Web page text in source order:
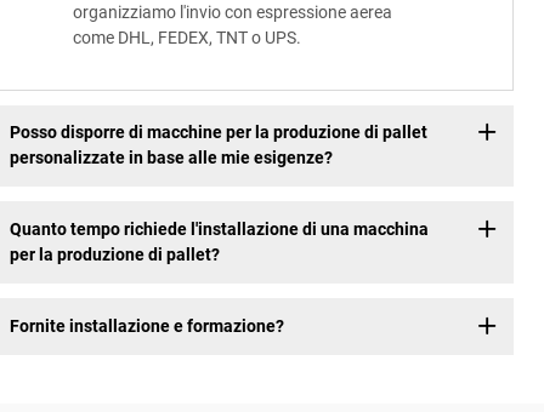
organizziamo l'invio con espressione aerea
come DHL, FEDEX, TNT o UPS.
Posso disporre di macchine per la produzione di pallet
personalizzate in base alle mie esigenze?
Quanto tempo richiede l'installazione di una macchina
per la produzione di pallet?
Fornite installazione e formazione?